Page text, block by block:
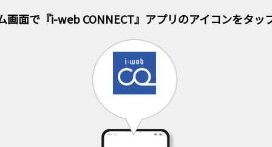
画面で『i-web CONNECT』アプリのアイコンをタッ